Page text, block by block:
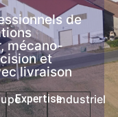
de
mécano-
et
livraison
ExpertiseIndustriel